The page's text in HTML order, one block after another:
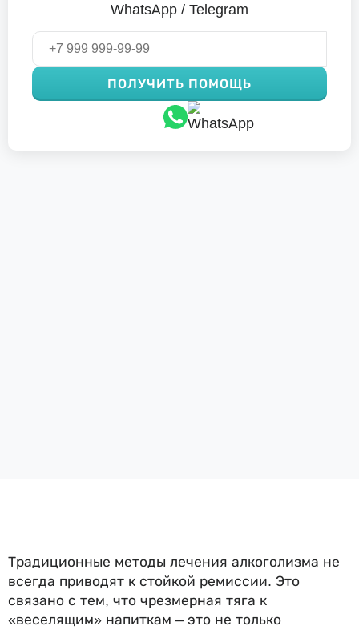
WhatsApp / Telegram
ПОЛУЧИТЬ ПОМОЩЬ
Традиционные методы лечения алкоголизма не
всегда приводят к стойкой ремиссии. Это
связано с тем, что чрезмерная тяга к
«веселящим» напиткам – это не только